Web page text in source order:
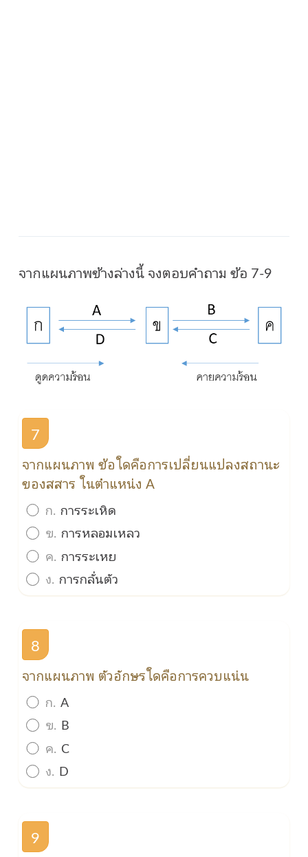
จากแผนภาพข้างล่างนี้ จงตอบคำถาม ข้อ 7-9
7
จากแผนภาพ ข้อใดคือการเปลี่ยนแปลงสถานะ
ของสสาร ในตำแหน่ง A
ก. การระเหิด
ข. การหลอมเหลว
ค. การระเหย
ง. การกลั่นตัว
8
จากแผนภาพ ตัวอักษรใดคือการควบแน่น
ก. A
ข. B
ค. C
ง. D
9